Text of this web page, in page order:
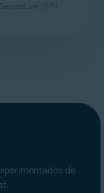
VPN.
de